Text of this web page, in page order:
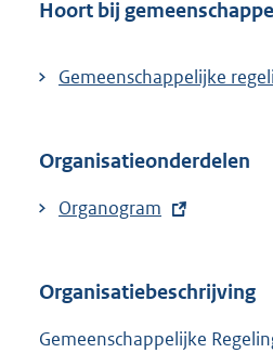
k
Hoort bij
Gemeenschappelijke
Organisatieonderdelen
E
e
Organogram
Organisatiebeschrijving
Gemeenschappelijke